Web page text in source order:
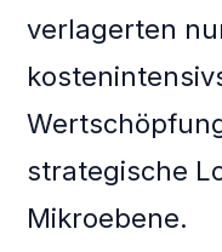
verlagerten
strategische
Mikroebene.